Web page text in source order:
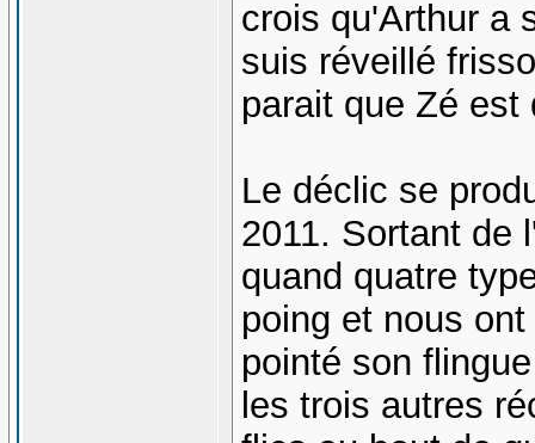
crois qu'Arthur a
suis réveillé
parait que Zé
Le déclic se
2011. Sortant de
quand quatre
poing et nous
pointé son
les trois autres